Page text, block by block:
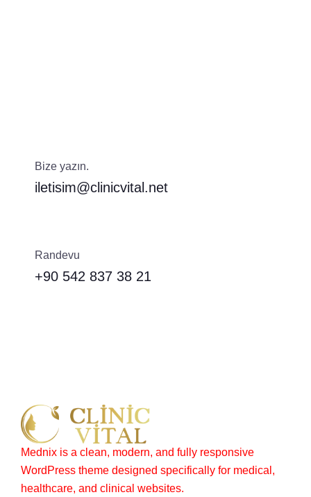
Bize yazın.
iletisim@clinicvital.net
Randevu
+90 542 837 38 21
Mednix is a clean, modern, and fully responsive
WordPress theme designed specifically for medical,
healthcare, and clinical websites.